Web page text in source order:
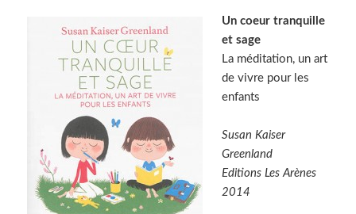
Un coeur tranquille
et sage
La méditation, un art
de vivre pour les
enfants
Susan Kaiser
Greenland
Editions Les Arènes
2014